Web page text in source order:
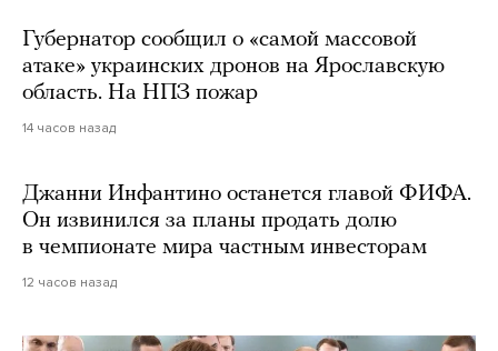
Губернатор сообщил о «самой массовой
атаке» украинских дронов на Ярославскую
область. На НПЗ пожар
14 часов назад
Джанни Инфантино останется главой ФИФА.
Он извинился за планы продать долю
в чемпионате мира частным инвесторам
12 часов назад